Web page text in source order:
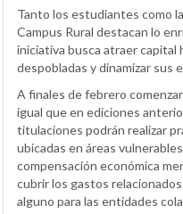
Tanto los estudiantes como
Campus Rural destacan lo
iniciativa busca atraer capital
despobladas y dinamizar sus
A finales de febrero
igual que en ediciones
titulaciones podrán realizar
ubicadas en áreas
compensación económica
cubrir los gastos
alguno para las entidades